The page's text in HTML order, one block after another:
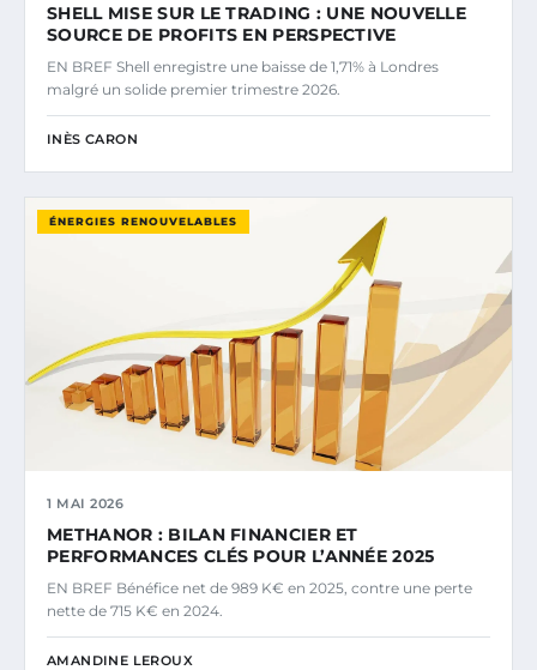
SHELL MISE SUR LE TRADING : UNE NOUVELLE
SOURCE DE PROFITS EN PERSPECTIVE
EN BREF Shell enregistre une baisse de 1,71% à Londres
malgré un solide premier trimestre 2026.
INÈS CARON
ÉNERGIES RENOUVELABLES
1 MAI 2026
METHANOR : BILAN FINANCIER ET
PERFORMANCES CLÉS POUR L’ANNÉE 2025
EN BREF Bénéfice net de 989 K€ en 2025, contre une perte
nette de 715 K€ en 2024.
AMANDINE LEROUX